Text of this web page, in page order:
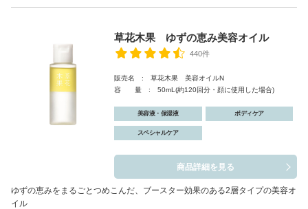
草花木果 ゆずの恵み美容オイル
440件
販売名 : 草花木果 美容オイルN
容 量 : 50mL(約120回分・顔に使用した場合)
美容液・保湿液 ボディケア
スペシャルケア
商品詳細を見る
ゆずの恵みをまるごとつめこんだ、ブースター効果のある2層タイプの美容オ
イル